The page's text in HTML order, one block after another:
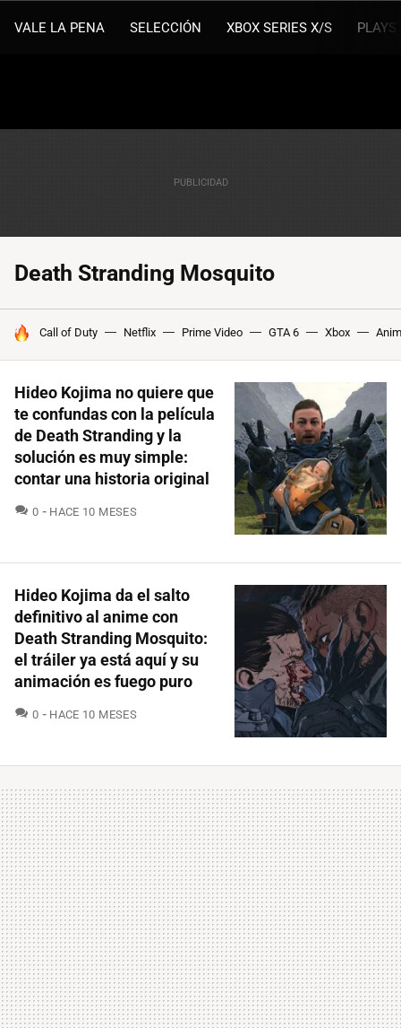
VALE LA PENA SELECCIÓN XBOX SERIES X/S
Death Stranding Mosquito
HOY SE HABLA DE
Call of Duty Netflix Prime Video GTA 6 Xbox
Hideo Kojima no quiere que
te confundas con la película
de Death Stranding y la
solución es muy simple:
contar una historia original
0 COMENTARIOS
HACE 10 MESES
Hideo Kojima da el salto
definitivo al anime con
Death Stranding Mosquito:
el tráiler ya está aquí y su
animación es fuego puro
0 COMENTARIOS
HACE 10 MESES